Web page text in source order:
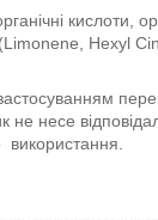
кислоти,
(Limonene, Hexyl
несе
використання.